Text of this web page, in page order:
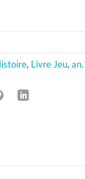
, Livre Jeu,